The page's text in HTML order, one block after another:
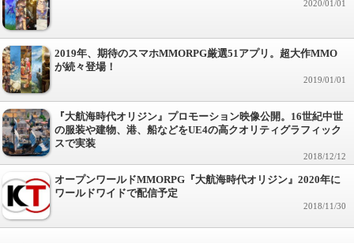
2020/01/01
2019年、期待のスマホMMORPG厳選51アプリ。超大作MMO
が続々登場！
2019/01/01
『大航海時代オリジン』プロモーション映像公開。16世紀中世
の服装や建物、港、船などをUE4の高クオリティグラフィック
スで実装
2018/12/12
オープンワールドMMORPG『大航海時代オリジン』2020年に
ワールドワイドで配信予定
2018/11/30